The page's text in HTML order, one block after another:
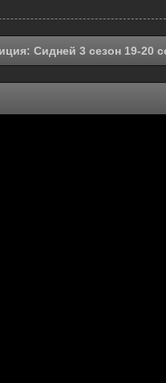
Сидней 3 сезон 19-20